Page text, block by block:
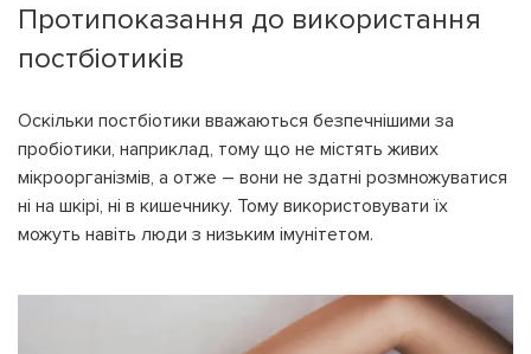
Протипоказання до використання
постбіотиків
Оскільки постбіотики вважаються безпечнішими за
пробіотики, наприклад, тому що не містять живих
мікроорганізмів, а отже – вони не здатні розмножуватися
ні на шкірі, ні в кишечнику. Тому використовувати їх
можуть навіть люди з низьким імунітетом.